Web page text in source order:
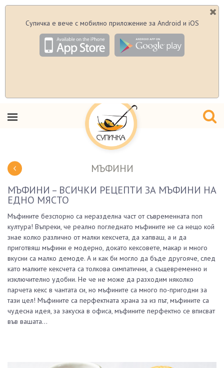
Супичка е вече с мобилно приложение за Android и iOS
МЪФИНИ
МЪФИНИ – ВСИЧКИ РЕЦЕПТИ ЗА МЪФИНИ НА
ЕДНО МЯСТО
Мъфините безспорно са неразделна част от съвременната поп
култура! Въпреки, че реално погледнато мъфините не са нещо кой
знае колко различно от малки кексчета, да хапваш, а и да
приготвяш мъфини е модерно, докато кексовете, макар и много
вкусни са малко демоде. А и как би могло да бъде другояче, след
като малките кексчета са толкова симпатични, а същевременно и
изключително удобни. Не че не може да разходим няколко
парчета кекс в чантата си, но мъфините са много по-пригодни за
тази цел! Мъфините са перфектната храна за из път, мъфините са
чудесна идея, за закуска в офиса, мъфините перфектно се вписват
във вашата…